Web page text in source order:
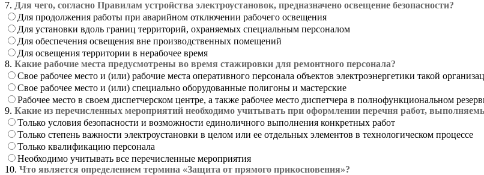
7. Для чего, согласно Правилам устройства электроустановок, предназначено освещение безопасности?
Для продолжения работы при аварийном отключении рабочего освещения
Для установки вдоль границ территорий, охраняемых специальным персоналом
Для обеспечения освещения вне производственных помещений
Для освещения территории в нерабочее время
8. Какие рабочие места предусмотрены во время стажировки для ремонтного персонала?
Свое рабочее место и (или) рабочие места оперативного персонала объектов электроэнергетики такой
Свое рабочее место и (или) специально оборудованные полигоны и мастерские
Рабочее место в своем диспетчерском центре, а также рабочее место диспетчера в полнофункциональном
9. Какие из перечисленных мероприятий необходимо учитывать при оформлении перечня работ,
Только условия безопасности и возможности единоличного выполнения конкретных работ
Только степень важности электроустановки в целом или ее отдельных элементов в технологическом процессе
Только квалификацию персонала
Необходимо учитывать все перечисленные мероприятия
10. Что является определением термина «Защита от прямого прикосновения»?